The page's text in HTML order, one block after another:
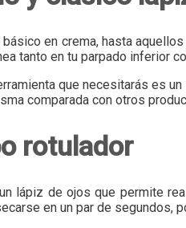
en crema, hasta
tanto en tu parpado inferior
que necesitarás es
comparada con otros
rotulador
lápiz de ojos que permite
en un par de